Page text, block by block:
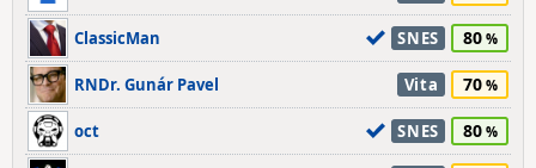
ClassicMan SNES 80
RNDr. Gunár Pavel Vita 70
oct SNES 80